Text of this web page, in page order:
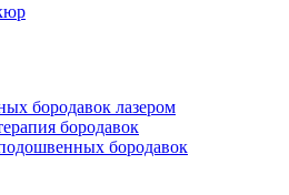
бородавок лазером
бородавок
бородавок